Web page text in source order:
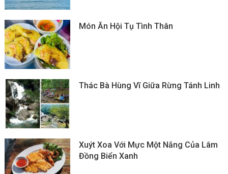
Món Ăn Hội Tụ Tình Thân
Thác Bà Hùng Vĩ Giữa Rừng Tánh Linh
Xuýt Xoa Với Mực Một Nắng Của Lâm
Đồng Biển Xanh